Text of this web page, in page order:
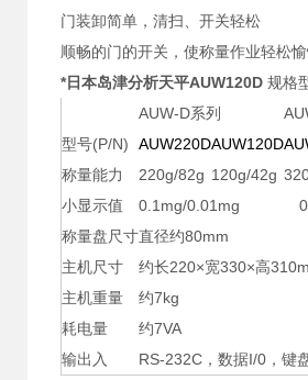
门装卸简单，清扫、开关轻松
顺畅的门的开关，使称量作业轻松
*日本岛津分析天平AUW120D 规格
型号(P/N)
AUW-D系列
AUW220DAUW120D
称量能力
220g/82g 120g/42g
小显示值
0.1mg/0.01mg
称量盘尺寸直径约80mm
主机尺寸
约长220×宽330×高
主机重量
约7kg
耗电量
约7VA
输出入
RS-232C，数据I/0，键